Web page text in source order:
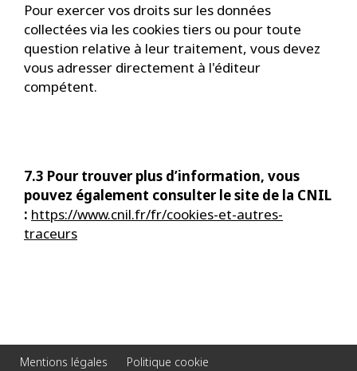
Pour exercer vos droits sur les données
collectées via les cookies tiers ou pour toute
question relative à leur traitement, vous devez
vous adresser directement à l'éditeur
compétent.
7.3 Pour trouver plus d’information, vous
pouvez également consulter le site de la CNIL
: https://www.cnil.fr/fr/cookies-et-autres-
traceurs
Mentions légales
Politique cookie